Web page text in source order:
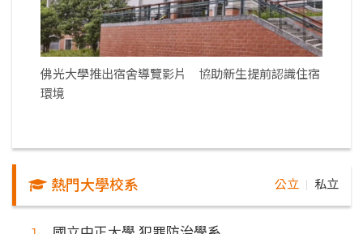
佛光大學推出宿舍導覽影片 協助新生提前認識住宿
環境
熱門大學校系 公立 私立